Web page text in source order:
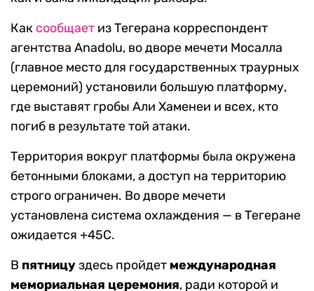
Как сообщает из Тегерана корреспондент
агентства Anadolu, во дворе мечети Мосалла
(главное место для государственных траурных
церемоний) установили большую платформу,
где выставят гробы Али Хаменеи и всех, кто
погиб в результате той атаки.
Территория вокруг платформы была окружена
бетонными блоками, а доступ на территорию
строго ограничен. Во дворе мечети
установлена ​​система охлаждения — в Тегеране
ожидается +45С.
В пятницуздесь пройдет международная
мемориальная церемония, ради которой и